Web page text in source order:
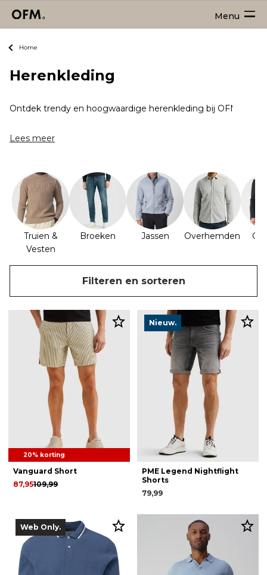
Menu
Home
Herenkleding
Ontdek trendy en hoogwaardige herenkleding bij OFM! Bij
Lees meer
Truien &
Vesten
Broeken Jassen Overhemden
Filteren en sorteren
20% korting
Vanguard Short
109,99
87,95
Nieuw.
PME Legend Nightflight
Shorts
79,99
Web Only.